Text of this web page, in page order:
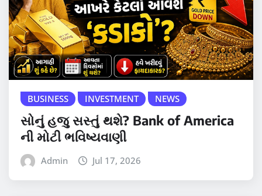
BUSINESS INVESTMENT NEWS
સોનું હજુ સસ્તું થશે? Bank of America
ની મોટી ભવિષ્યવાણી
Admin Jul 17, 2026